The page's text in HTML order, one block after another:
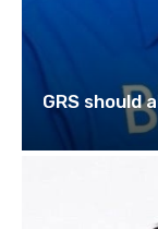
GRS should